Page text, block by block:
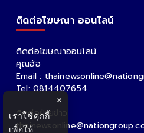
Thainewsonline
Tnews
CATE GORIES
ข่าวพระราชสำนัก ข่าวการเมือง
หวย ดวง ความเชื่อ
ข่าวเศรษฐกิจ
ข่าวประชาสัมพันธ์
×
เราใช้คุกกี้
เพื่อให้